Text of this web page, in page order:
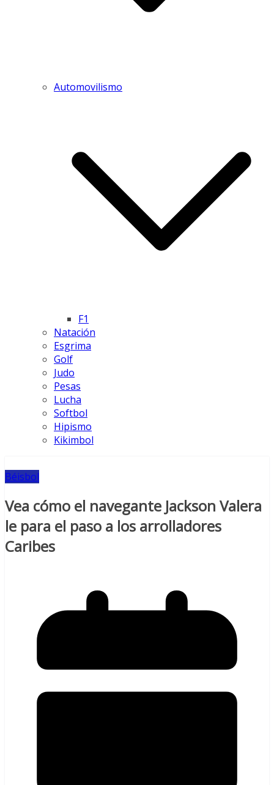
Automovilismo
F1
Natación
Esgrima
Golf
Judo
Pesas
Lucha
Softbol
Hipismo
Kikimbol
Béisbol
Vea cómo el navegante Jackson Valera
le para el paso a los arrolladores
Caribes